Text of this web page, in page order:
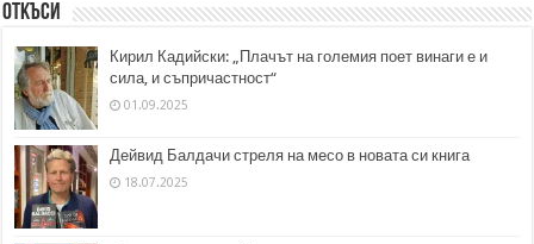
Откъси
Кирил Кадийски: „Плачът на големия поет винаги е и
сила, и съпричастност“
01.09.2025
Дейвид Балдачи стреля на месо в новата си книга
18.07.2025